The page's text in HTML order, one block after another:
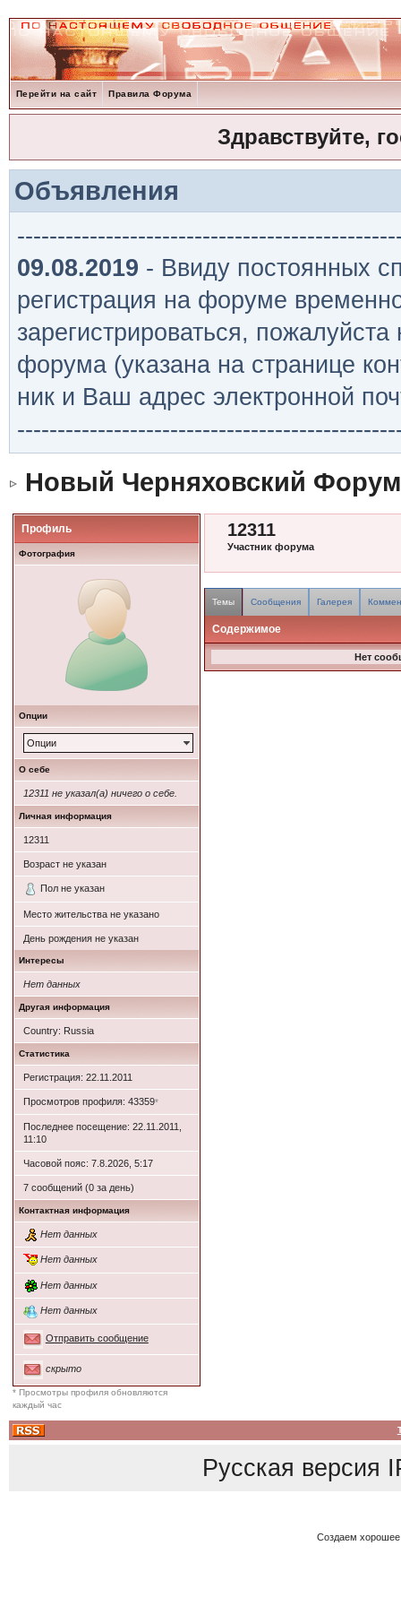
Перейти на сайт Правила Форума
Здравствуйте,
Объявления
09.08.2019 - Ввиду постоянных
регистрация на форуме
зарегистрироваться,
форума (указана на странице
ник и Ваш адрес электронной
Новый Черняховский Форум
Профиль
Фотография
Опции
Опции
О себе
12311 не указал(а) ничего о себе.
Личная информация
12311
Возраст не указан
Пол не указан
Место жительства не указано
День рождения не указан
Интересы
Нет данных
Другая информация
Country: Russia
Статистика
Регистрация: 22.11.2011
Просмотров профиля: 43359*
Последнее посещение: 22.11.2011,
11:10
Часовой пояс: 7.8.2026, 5:17
7 сообщений (0 за день)
Контактная информация
Нет данных
Нет данных
Нет данных
Нет данных
Отправить сообщение
скрыто
* Просмотры профиля обновляются
каждый час
12311
Участник форума
Темы Сообщения Галерея
Содержимое
Нет
Русская версия
Создаем